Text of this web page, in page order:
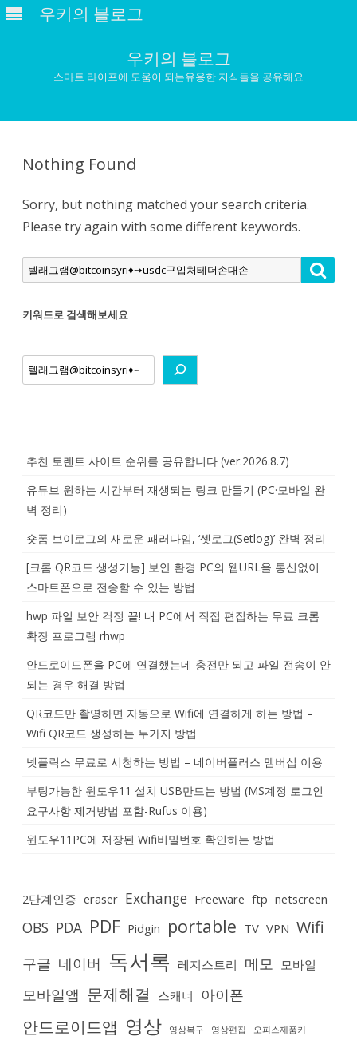
우키의 블로그
우키의 블로그
스마트 라이프에 도움이 되는유용한 지식들을 공유해요
Nothing Found
Sorry, but nothing matched your search criteria.
Please try again with some different keywords.
Search
for:
키워드로 검색해보세요
추천 토렌트 사이트 순위를 공유합니다 (ver.2026.8.7)
유튜브 원하는 시간부터 재생되는 링크 만들기 (PC·모바일 완
벽 정리)
숏폼 브이로그의 새로운 패러다임, ‘셋로그(Setlog)’ 완벽 정리
[크롬 QR코드 생성기능] 보안 환경 PC의 웹URL을 통신없이
스마트폰으로 전송할 수 있는 방법
hwp 파일 보안 걱정 끝! 내 PC에서 직접 편집하는 무료 크롬
확장 프로그램 rhwp
안드로이드폰을 PC에 연결했는데 충전만 되고 파일 전송이 안
되는 경우 해결 방법
QR코드만 촬영하면 자동으로 Wifi에 연결하게 하는 방법 –
Wifi QR코드 생성하는 두가지 방법
넷플릭스 무료로 시청하는 방법 – 네이버플러스 멤버십 이용
부팅가능한 윈도우11 설치 USB만드는 방법 (MS계정 로그인
요구사항 제거방법 포함-Rufus 이용)
윈도우11PC에 저장된 Wifi비밀번호 확인하는 방법
2단계인증 eraser Exchange Freeware ftp netscreen
OBS PDA PDF Pidgin portable TV VPN Wifi
구글 네이버 독서록 레지스트리 메모 모바일
모바일앱 문제해결 스캐너 아이폰
안드로이드앱 영상 영상복구 영상편집 오피스제품키